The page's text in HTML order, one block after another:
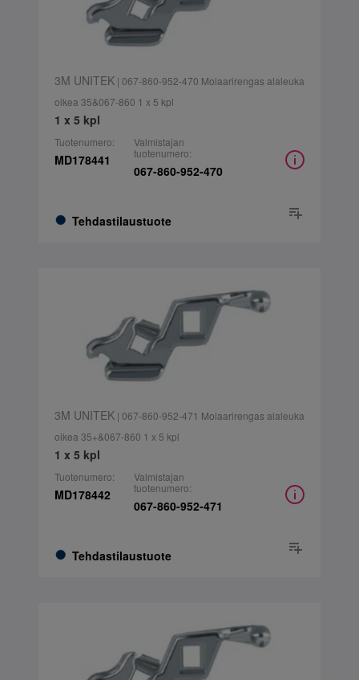
3M UNITEK| 067-860-952-470 Molaarirengas alaleuka
oikea 35&067-860 1 x 5 kpl
1 x 5 kpl
Tuotenumero:
MD178441
Tehdastilaustuote
Valmistajan
tuotenumero:
067-860-952-470
3M UNITEK| 067-860-952-471 Molaarirengas alaleuka
oikea 35+&067-860 1 x 5 kpl
1 x 5 kpl
Tuotenumero:
MD178442
Tehdastilaustuote
Valmistajan
tuotenumero:
067-860-952-471